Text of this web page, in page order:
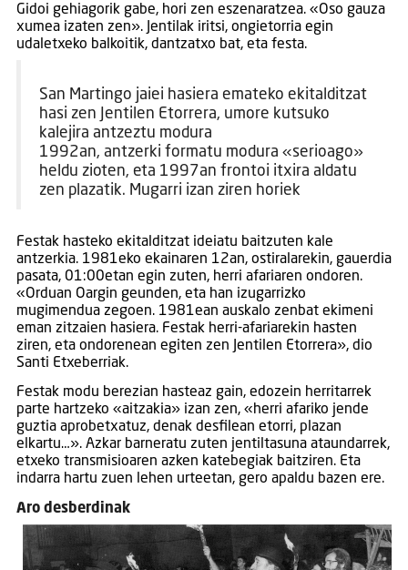
Gidoi gehiagorik gabe, hori zen eszenaratzea. «Oso gauza
xumea izaten zen». Jentilak iritsi, ongietorria egin
udaletxeko balkoitik, dantzatxo bat, eta festa.
San Martingo jaiei hasiera emateko ekitalditzat
hasi zen Jentilen Etorrera, umore kutsuko
kalejira antzeztu modura
1992an, antzerki formatu modura «serioago»
heldu zioten, eta 1997an frontoi itxira aldatu
zen plazatik. Mugarri izan ziren horiek
Festak hasteko ekitalditzat ideiatu baitzuten kale
antzerkia. 1981eko ekainaren 12an, ostiralarekin, gauerdia
pasata, 01:00etan egin zuten, herri afariaren ondoren.
«Orduan Oargin geunden, eta han izugarrizko
mugimendua zegoen. 1981ean auskalo zenbat ekimeni
eman zitzaien hasiera. Festak herri-afariarekin hasten
ziren, eta ondorenean egiten zen Jentilen Etorrera», dio
Santi Etxeberriak.
Festak modu berezian hasteaz gain, edozein herritarrek
parte hartzeko «aitzakia» izan zen, «herri afariko jende
guztia aprobetxatuz, denak desfilean etorri, plazan
elkartu…». Azkar barneratu zuten jentiltasuna ataundarrek,
etxeko transmisioaren azken katebegiak baitziren. Eta
indarra hartu zuen lehen urteetan, gero apaldu bazen ere.
Aro desberdinak